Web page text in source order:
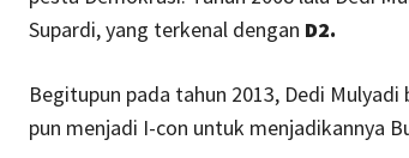
Supardi, yang terkenal dengan D2.
Begitupun pada tahun 2013, Dedi
pun menjadi I-con untuk menjadikannya